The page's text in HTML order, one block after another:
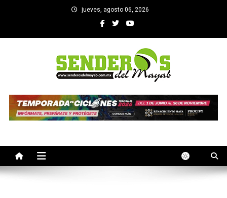
jueves, agosto 06, 2026
SENDEROS DEL MAYAB